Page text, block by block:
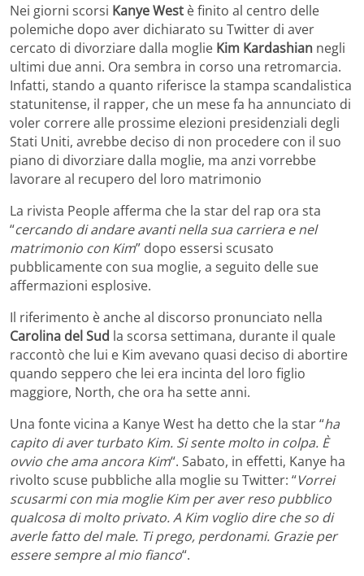
Nei giorni scorsi Kanye West è finito al centro delle
polemiche dopo aver dichiarato su Twitter di aver
cercato di divorziare dalla moglie Kim Kardashian negli
ultimi due anni. Ora sembra in corso una retromarcia.
Infatti, stando a quanto riferisce la stampa scandalistica
statunitense, il rapper, che un mese fa ha annunciato di
voler correre alle prossime elezioni presidenziali degli
Stati Uniti, avrebbe deciso di non procedere con il suo
piano di divorziare dalla moglie, ma anzi vorrebbe
lavorare al recupero del loro matrimonio
La rivista People afferma che la star del rap ora sta
“cercando di andare avanti nella sua carriera e nel
matrimonio con Kim” dopo essersi scusato
pubblicamente con sua moglie, a seguito delle sue
affermazioni esplosive.
Il riferimento è anche al discorso pronunciato nella
Carolina del Sud la scorsa settimana, durante il quale
raccontò che lui e Kim avevano quasi deciso di abortire
quando seppero che lei era incinta del loro figlio
maggiore, North, che ora ha sette anni.
Una fonte vicina a Kanye West ha detto che la star “ha
capito di aver turbato Kim. Si sente molto in colpa. È
ovvio che ama ancora Kim“. Sabato, in effetti, Kanye ha
rivolto scuse pubbliche alla moglie su Twitter: “Vorrei
scusarmi con mia moglie Kim per aver reso pubblico
qualcosa di molto privato. A Kim voglio dire che so di
averle fatto del male. Ti prego, perdonami. Grazie per
essere sempre al mio fianco“.